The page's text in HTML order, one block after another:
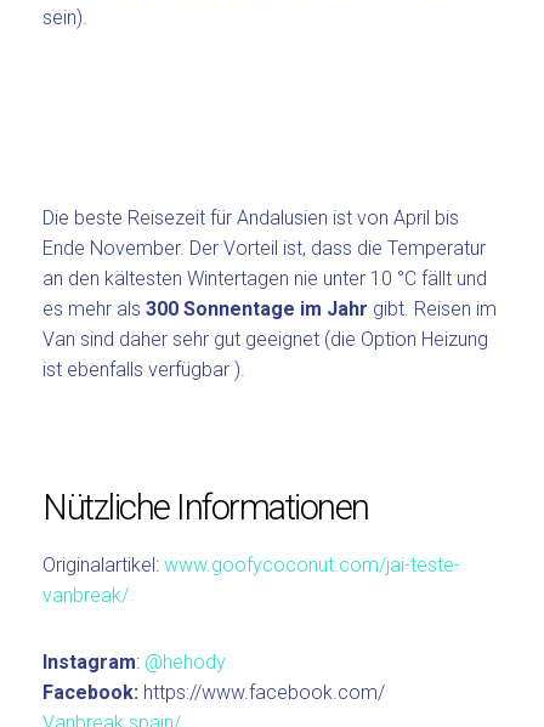
sein).
Die beste Reisezeit für Andalusien ist von April bis
Ende November. Der Vorteil ist, dass die Temperatur
an den kältesten Wintertagen nie unter 10 °C fällt und
es mehr als300 Sonnentage im Jahr gibt. Reisen im
Van sind daher sehr gut geeignet (die Option Heizung
ist ebenfalls verfügbar ).
Nützliche Informationen
Originalartikel:www.goofycoconut.com/jai-teste-
vanbreak/
Instagram: @hehody
Facebook: https://www.facebook.com/